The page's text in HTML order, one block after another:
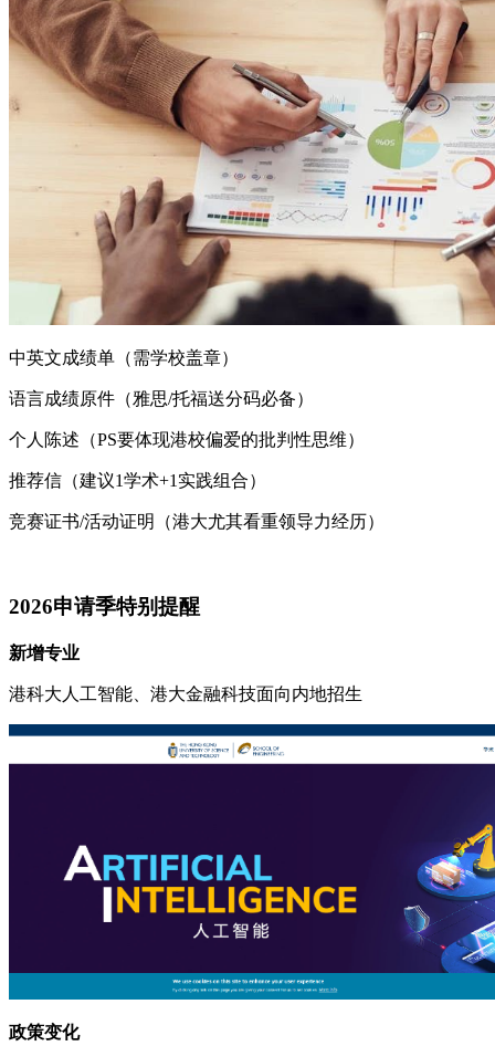
中英文成绩单（需学校盖章）
语言成绩原件（雅思/托福送分码必备）
个人陈述（PS要体现港校偏爱的批判性思维）
推荐信（建议1学术+1实践组合）
竞赛证书/活动证明（港大尤其看重领导力经历）
2026申请季特别提醒
新增专业
港科大人工智能、港大金融科技面向内地招生
政策变化